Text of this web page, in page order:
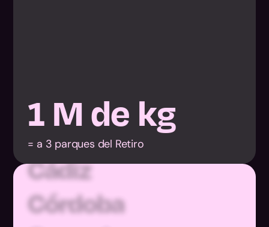
1M de kg
= a 3 parques del Retiro
Almería
Cádiz
Córdoba
Granada